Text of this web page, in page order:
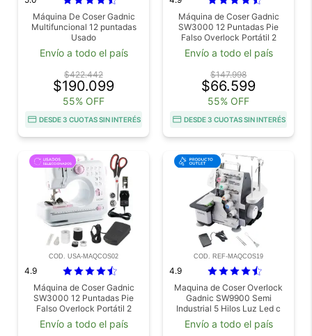
Máquina De Coser Gadnic
Multifuncional 12 puntadas
Usado
Envío a todo el país
$422.442
$190.099
55% OFF
DESDE 3 CUOTAS SIN INTERÉS
Máquina de Coser Gadnic
SW3000 12 Puntadas Pie
Falso Overlock Portátil 2
Velocidades Luz Led Y Pedal
Outlet
Envío a todo el país
$147.998
$66.599
55% OFF
DESDE 3 CUOTAS SIN INTERÉS
COD. USA-MAQCOS02
4.9
Máquina de Coser Gadnic
SW3000 12 Puntadas Pie
Falso Overlock Portátil 2
Velocidades Luz Led Y Pedal
Usado
Envío a todo el país
COD. REF-MAQCOS19
4.9
Maquina de Coser Overlock
Gadnic SW9900 Semi
Industrial 5 Hilos Luz Led c
Pedal Outlet
Envío a todo el país